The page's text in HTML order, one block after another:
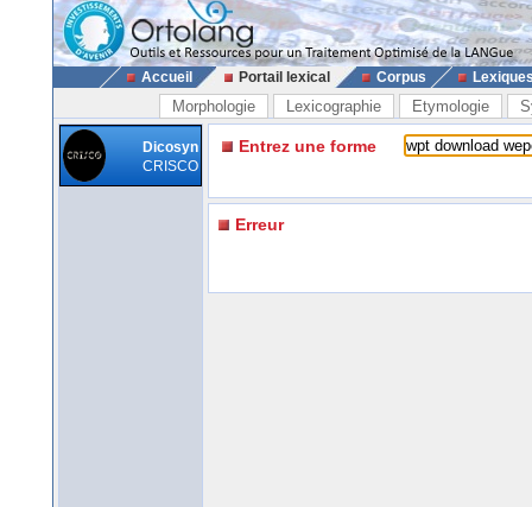
Accueil Portail lexical Corpus
Morphologie Lexicographie Etymologie
Dicosyn
CRISCO
Entrez une forme
Erreur